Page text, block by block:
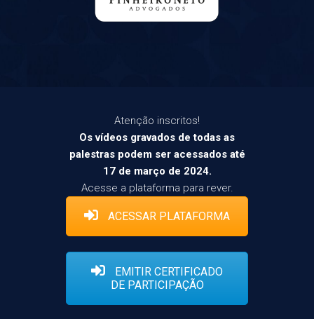
Atenção inscritos!
Os vídeos gravados de todas as
palestras podem ser acessados até
17 de março de 2024.
Acesse a plataforma para rever.
ACESSAR PLATAFORMA
EMITIR CERTIFICADO
DE PARTICIPAÇÃO